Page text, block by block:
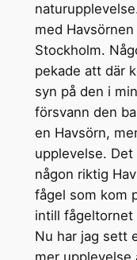
med
Stockholm.
pekade att där
syn på den i
försvann den
en Havsörn,
upplevelse.
någon riktig
fågel som kom
intill fågeltornet
Nu har jag sett